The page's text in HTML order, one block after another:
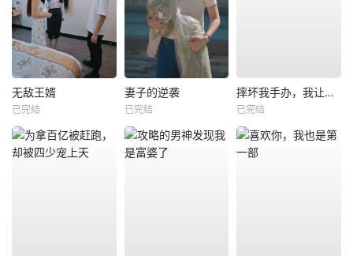
无敌王婿
已完结
妻子的逆袭
已完结
摔坏我手办，我让他赔偿百万
已完结